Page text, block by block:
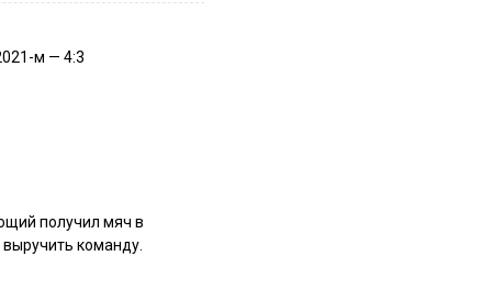
м — 4:3
получил мяч в
команду.